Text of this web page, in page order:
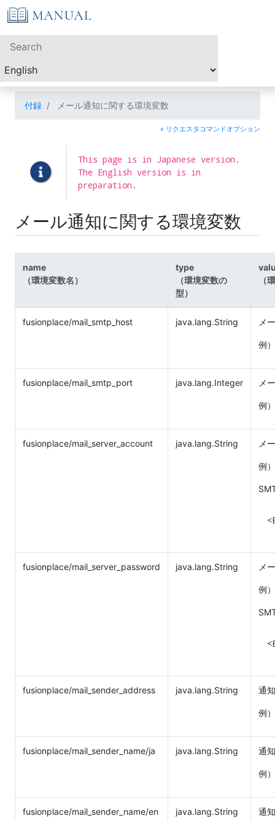
付録 メール通知に関する環境変数
« リクエスタコマンドオプション
This page is in Japanese version.
The English version is in
preparation.
メール通知に関する環境変数
name
（環境変数名）
type
（環境変数の
型）
（
fusionplace/mail_smtp_host java.lang.String メ
例
fusionplace/mail_smtp_port java.lang.Integer メ
例
fusionplace/mail_server_account java.lang.String メ
例
fusionplace/mail_server_password java.lang.String メ
例
fusionplace/mail_sender_address java.lang.String 通
例
fusionplace/mail_sender_name/ja java.lang.String 通
例
fusionplace/mail_sender_name/en java.lang.String 通